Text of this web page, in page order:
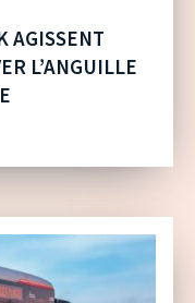
AGISSENT
L’ANGUILLE